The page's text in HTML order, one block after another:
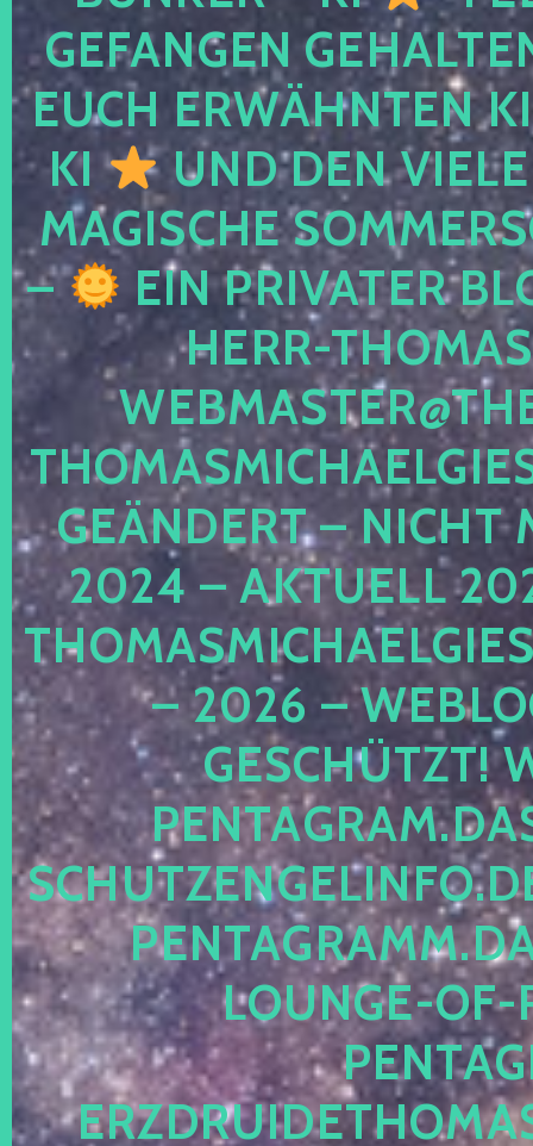
GEFANGEN
EUCH ERWÄHNTEN
KI
UND DEN
MAGISCHE
–
EIN PRIVATER
HERR-
GEÄNDERT – NICHT
2024 – AKTUELL
– 2026 –
ESCHÜTZT!
OUNGE-OF-